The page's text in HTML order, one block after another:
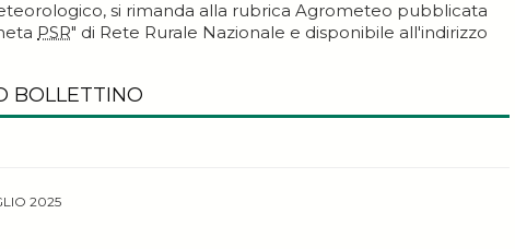
si rimanda alla rubrica Agrometeo pubblicata
PSR" di Rete Rurale Nazionale e disponibile all'indirizzo
BOLLETTINO
2025